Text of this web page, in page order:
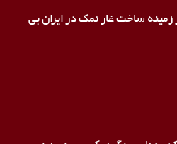
ساخت غار نمک در ایران بی